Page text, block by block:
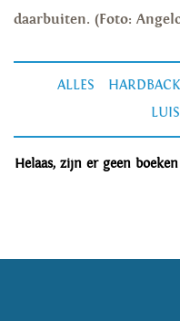
daarbuiten. (Foto:
ALLES
Helaas, zijn er geen